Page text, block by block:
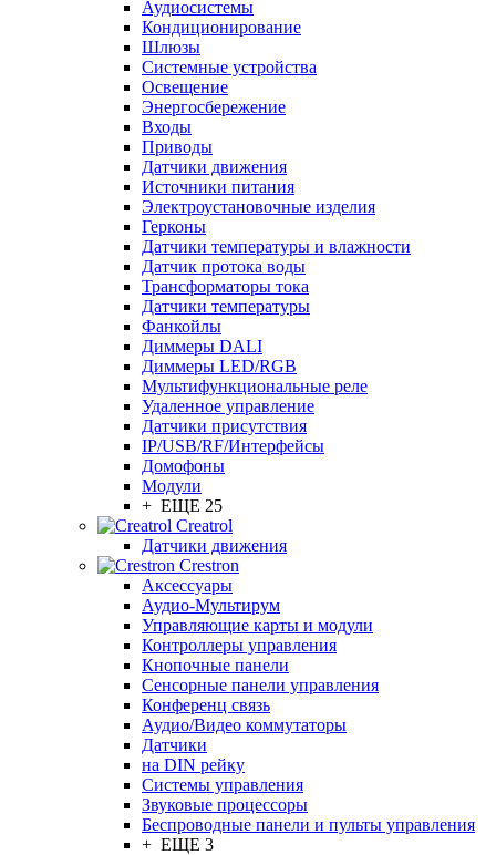
Аудиосистемы
Кондиционирование
Шлюзы
Системные устройства
Освещение
Энергосбережение
Входы
Приводы
Датчики движения
Источники питания
Электроустановочные изделия
Герконы
Датчики температуры и влажности
Датчик протока воды
Трансформаторы тока
Датчики температуры
Фанкойлы
Диммеры DALI
Диммеры LED/RGB
Мультифункциональные реле
Удаленное управление
Датчики присутствия
IP/USB/RF/Интерфейсы
Домофоны
Модули
+ ЕЩЕ 25
Creatrol
Датчики движения
Crestron
Аксессуары
Аудио-Мультирум
Управляющие карты и модули
Контроллеры управления
Кнопочные панели
Сенсорные панели управления
Конференц связь
Аудио/Видео коммутаторы
Датчики
на DIN рейку
Системы управления
Звуковые процессоры
Беспроводные панели и пульты управления
+ ЕЩЕ 3